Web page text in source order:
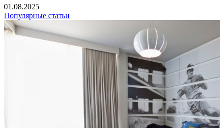
01.08.2025
Популярные статьи